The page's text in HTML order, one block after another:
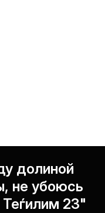
долиной
не убоюсь
23"